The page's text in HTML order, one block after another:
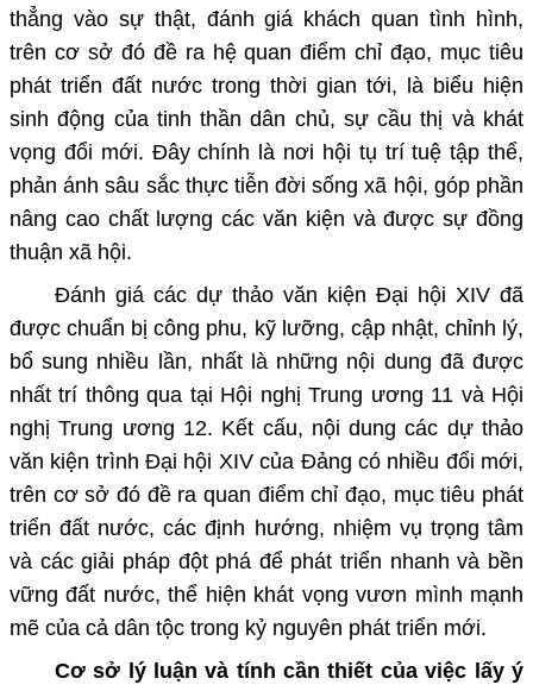
thẳng vào sự thật, đánh giá khách quan tình hình,
trên cơ sở đó đề ra hệ quan điểm chỉ đạo, mục tiêu
phát triển đất nước trong thời gian tới, là biểu hiện
sinh động của tinh thần dân chủ, sự cầu thị và khát
vọng đổi mới. Đây chính là nơi hội tụ trí tuệ tập thể,
phản ánh sâu sắc thực tiễn đời sống xã hội, góp phần
nâng cao chất lượng các văn kiện và được sự đồng
thuận xã hội.
Đánh giá các dự thảo văn kiện Đại hội XIV đã
được chuẩn bị công phu, kỹ lưỡng, cập nhật, chỉnh lý,
bổ sung nhiều lần, nhất là những nội dung đã được
nhất trí thông qua tại Hội nghị Trung ương 11 và Hội
nghị Trung ương 12. Kết cấu, nội dung các dự thảo
văn kiện trình Đại hội XIV của Đảng có nhiều đổi mới,
trên cơ sở đó đề ra quan điểm chỉ đạo, mục tiêu phát
triển đất nước, các định hướng, nhiệm vụ trọng tâm
và các giải pháp đột phá để phát triển nhanh và bền
vững đất nước, thể hiện khát vọng vươn mình mạnh
mẽ của cả dân tộc trong kỷ nguyên phát triển mới.
Cơ sở lý luận và tính cần thiết của việc lấy ý